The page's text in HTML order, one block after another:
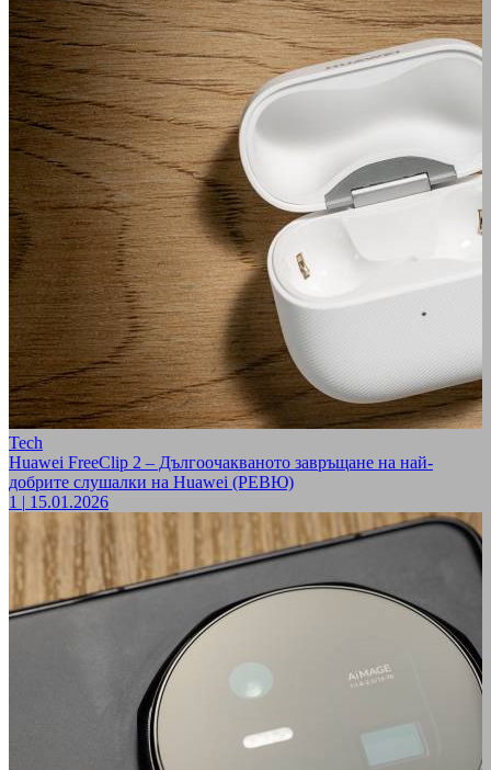
Tech
Huawei FreeClip 2 – Дългоочакваното завръщане на най-
добрите слушалки на Huawei (РЕВЮ)
1 | 15.01.2026